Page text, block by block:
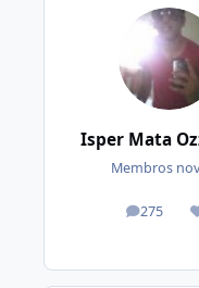
Isper Mata
Membros
275
posts